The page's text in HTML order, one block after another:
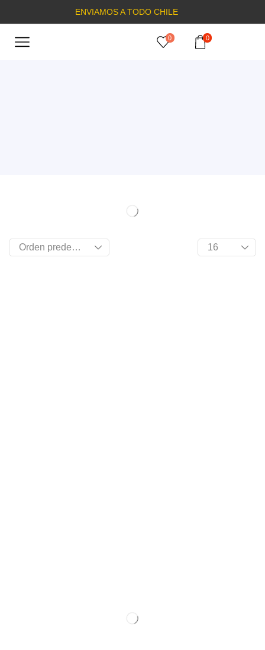
ENVIAMOS A TODO CHILE
0 0